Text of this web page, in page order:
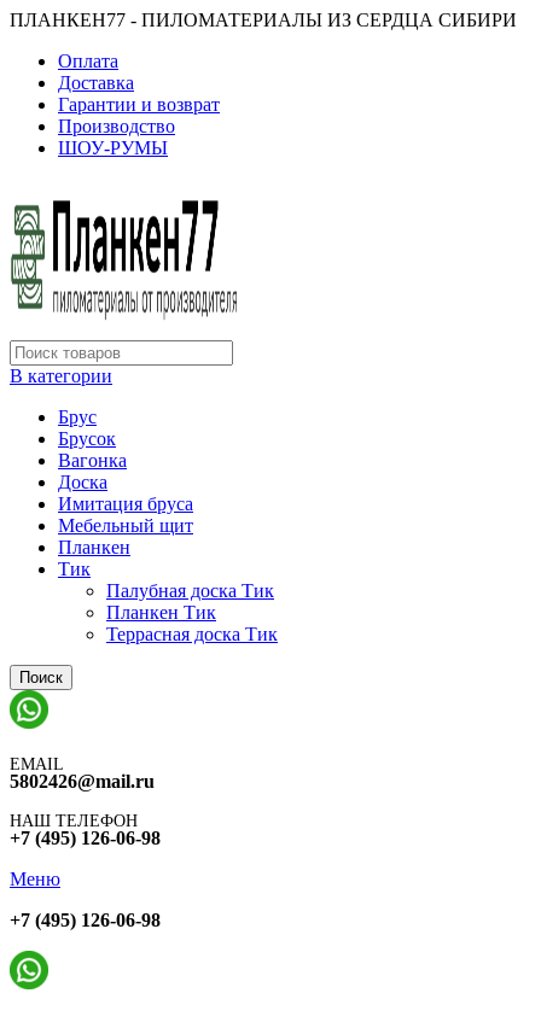
ПЛАНКЕН77 - ПИЛОМАТЕРИАЛЫ ИЗ СЕРДЦА СИБИРИ
Оплата
Доставка
Гарантии и возврат
Производство
ШОУ-РУМЫ
В категории
Брус
Брусок
Вагонка
Доска
Имитация бруса
Мебельный щит
Планкен
Тик
Палубная доска Тик
Планкен Тик
Террасная доска Тик
Поиск
EMAIL
5802426@mail.ru
НАШ ТЕЛЕФОН
+7 (495) 126-06-98
Меню
+7 (495) 126-06-98